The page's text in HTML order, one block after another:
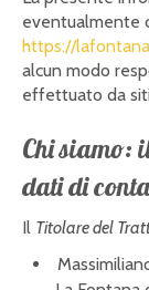
eventualmente
https://
alcun modo
effettuato da
Chi siamo:
dati di
Il Titolare del